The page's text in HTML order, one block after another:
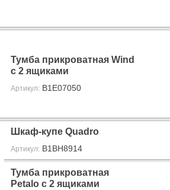
Тумба прикроватная Wind
с 2 ящиками
Артикул: B1E07050
Шкаф-купе Quadro
Артикул: B1BH8914
Тумба прикроватная
Petalo с 2 ящиками